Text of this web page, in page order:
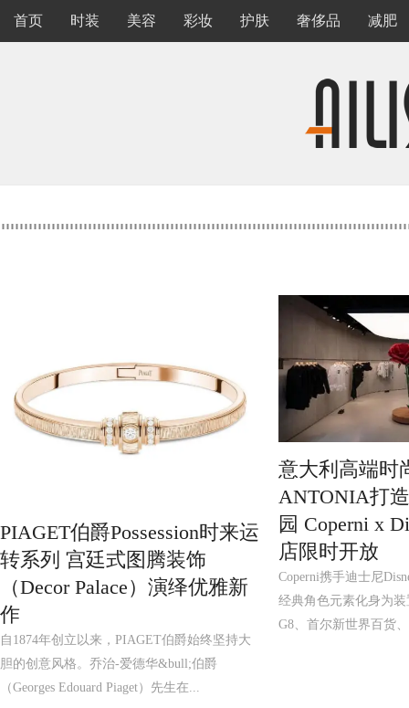
首页 时装 美容 彩妆 护肤 奢侈品 减肥
PIAGET伯爵Possession时来运
转系列 宫廷式图腾装饰
（Decor Palace）演绎优雅新
作
自1874年创立以来，PIAGET伯爵始终坚持大
胆的创意风格。乔治-爱德华&bull;伯爵
（Georges Edouard Piaget）先生在...
意大利高端时
ANTONIA打
园 Coperni x
店限时开放
Coperni携手迪士尼
经典角色元素化身为
G8、首尔新世界百货